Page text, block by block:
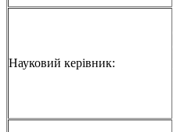
Науковий керівник: